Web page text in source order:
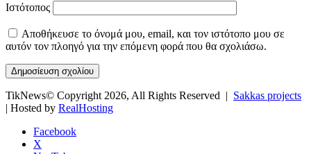
Ιστότοπος
Αποθήκευσε το όνομά μου, email, και τον ιστότοπο μου σε
αυτόν τον πλοηγό για την επόμενη φορά που θα σχολιάσω.
TikNews© Copyright 2026, All Rights Reserved | Sakkas projects
| Hosted by RealHosting
Facebook
X